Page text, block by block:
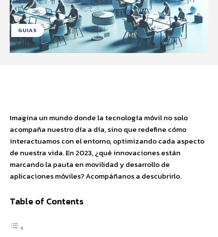
GUIAS
Imagina un mundo donde la tecnología móvil no solo
acompaña nuestro día a día, sino que redefine cómo
interactuamos con el entorno, optimizando cada aspecto
de nuestra vida. En 2023, ¿qué innovaciones están
marcando la pauta en movilidad y desarrollo de
aplicaciones móviles? Acompáñanos a descubrirlo.
Table of Contents